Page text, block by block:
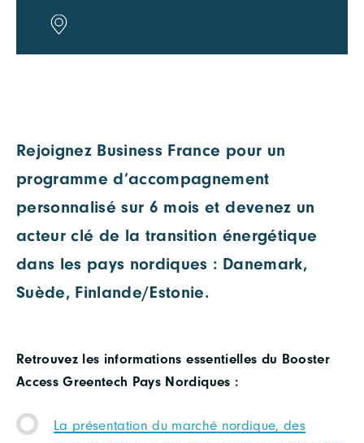
Rejoignez Business France pour un
programme d’accompagnement
personnalisé sur 6 mois et devenez un
acteur clé de la transition énergétique
dans les pays nordiques : Danemark,
Suède, Finlande/Estonie.
Retrouvez les informations essentielles du Booster
Access Greentech Pays Nordiques :
La présentation du marché nordique, des